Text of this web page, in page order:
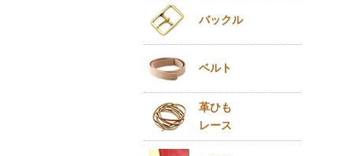
バックル
ベルト
革ひも
レース